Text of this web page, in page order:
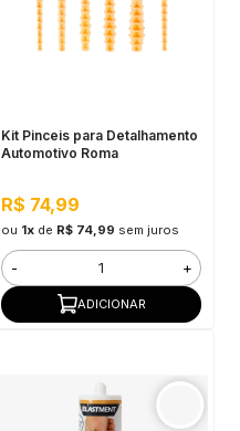
Kit Pinceis para Detalhamento
Automotivo Roma
R$ 74,99
ou 1xde R$ 74,99 sem juros
- +
ADICIONAR